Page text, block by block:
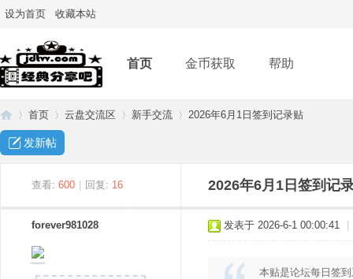
设为首页 收藏本站
首页 金币获取 帮助
首页
›
云盘交流区
›
新手交流 2026年6月1日签到记录贴
发新帖
查看: 600 回复: 16 2026年6月1日签到记
forever981028 发表于 2026-6-1 00:00:41
本贴是论坛每日签